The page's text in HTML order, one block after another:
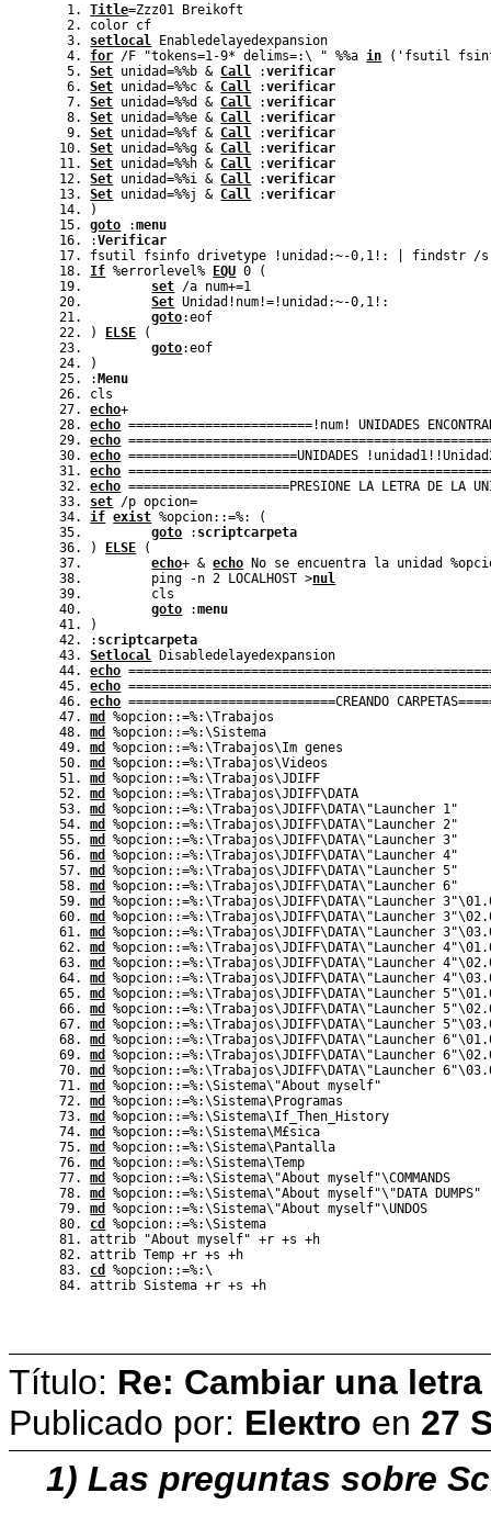
Title=Zzz01 Breikoft
color cf
setlocal Enabledelayedexpansion
for /F "tokens=1-9* delims=:\ " %%a in ( 'fsutil
Set unidad=%%b & Call :verificar
Set unidad=%%c & Call :verificar
Set unidad=%%d & Call :verificar
Set unidad=%%e & Call :verificar
Set unidad=%%f & Call :verificar
Set unidad=%%g & Call :verificar
Set unidad=%%h & Call :verificar
Set unidad=%%i & Call :verificar
Set unidad=%%j & Call :verificar
)
goto :menu
:Verificar
fsutil fsinfo drivetype
! unidad:~-0,1 ! :
findstr /
If %errorlevel% EQU 0
(
set /a num+=1
Set Unidad ! num != ! unidad:~-0,1 ! :
goto:eof
)
ELSE
(
goto:eof
)
:Menu
cls
echo+
echo ======================== ! num !
UNIDADES
echo
echo ======================UNIDADES ! unidad1 !!
echo
echo =====================PRESIONE LA LETRA DE LA
set /p opcion=
if exist %opcion::=%:
(
goto : scriptcarpeta
)
ELSE
(
echo+ & echo No se encuentra la unidad %
	ping -n 2 LOCALHOST
>nul
	cls
goto :menu
)
: scriptcarpeta
Setlocal Disabledelayedexpansion
echo
echo
echo ===========================CREANDO
md
%opcion::=%:\Trabajos
md
%opcion::=%:\Sistema
md
%opcion::=%:\Trabajos\Im genes
md
%opcion::=%:\Trabajos\Videos
md
%opcion::=%:\Trabajos\JDIFF
md
%opcion::=%:\Trabajos\JDIFF\DATA
md
%opcion::=%:\Trabajos\JDIFF\DATA\"Launcher 1"
md
%opcion::=%:\Trabajos\JDIFF\DATA\"Launcher 2"
md
%opcion::=%:\Trabajos\JDIFF\DATA\"Launcher 3"
md
%opcion::=%:\Trabajos\JDIFF\DATA\"Launcher 4"
md
%opcion::=%:\Trabajos\JDIFF\DATA\"Launcher 5"
md
%opcion::=%:\Trabajos\JDIFF\DATA\"Launcher 6"
md
%opcion::=%:\Trabajos\JDIFF\DATA\"Launcher
md
%opcion::=%:\Trabajos\JDIFF\DATA\"Launcher
md
%opcion::=%:\Trabajos\JDIFF\DATA\"Launcher
md
%opcion::=%:\Trabajos\JDIFF\DATA\"Launcher
md
%opcion::=%:\Trabajos\JDIFF\DATA\"Launcher
md
%opcion::=%:\Trabajos\JDIFF\DATA\"Launcher
md
%opcion::=%:\Trabajos\JDIFF\DATA\"Launcher
md
%opcion::=%:\Trabajos\JDIFF\DATA\"Launcher
md
%opcion::=%:\Trabajos\JDIFF\DATA\"Launcher
md
%opcion::=%:\Trabajos\JDIFF\DATA\"Launcher
md
%opcion::=%:\Trabajos\JDIFF\DATA\"Launcher
md
%opcion::=%:\Trabajos\JDIFF\DATA\"Launcher
md
%opcion::=%:\Sistema\"About myself"
md
%opcion::=%:\Sistema\Programas
md
%opcion::=%:\Sistema\If_Then_History
md
%opcion::=%:\Sistema\M£sica
md
%opcion::=%:\Sistema\Pantalla
md
%opcion::=%:\Sistema\Temp
md
%opcion::=%:\Sistema\"About myself"\COMMANDS
md
%opcion::=%:\Sistema\"About myself"\"DATA DUMPS"
md
%opcion::=%:\Sistema\"About myself"\UNDOS
cd
%opcion::=%:\Sistema
attrib "About myself" +r +s +h
attrib Temp +r +s +h
cd
%opcion::=%:\
attrib Sistema +r +s +h
Título: Re: Cambiar una
Publicado por: Eleкtro en 27
1) Las preguntas sobre